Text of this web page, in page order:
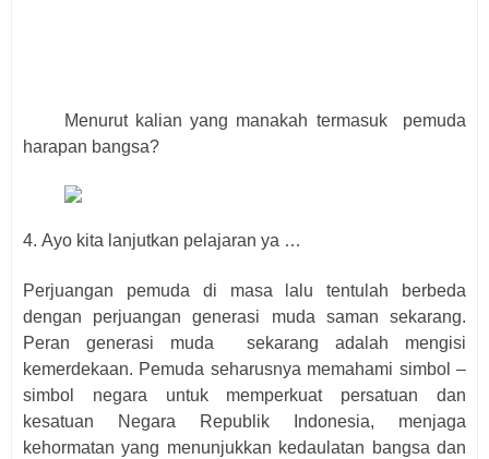
Menurut kalian yang manakah termasuk
pemuda
harapan bangsa?
4. Ayo kita lanjutkan pelajaran ya …
Perjuangan pemuda di masa lalu tentulah berbeda
dengan perjuangan generasi muda saman sekarang.
Peran generasi muda
sekarang adalah mengisi
kemerdekaan. Pemuda seharusnya memahami simbol –
simbol negara untuk memperkuat persatuan dan
kesatuan Negara Republik Indonesia, menjaga
kehormatan yang menunjukkan kedaulatan bangsa dan